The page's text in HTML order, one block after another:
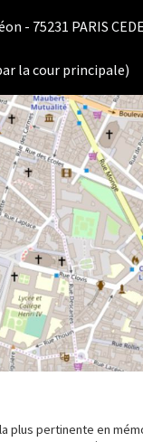
- 75231 PARIS
la cour principale)
plus pertinente en